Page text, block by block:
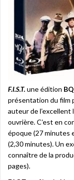
F.I.S.T.une édition
présentation du film
auteur de l’excellent
ouvrière. C’est en
époque (27 minutes
(2,30 minutes). Un
connaître de la
pages).